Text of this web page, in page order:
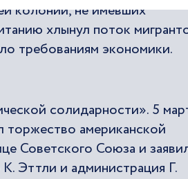
колоний, не имевших
хлынул поток
требованиям экономики.
солидарности». 5
торжество американской
Советского Союза и
Эттли и администрация Г.